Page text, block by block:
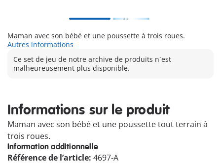
Maman avec son bébé et une poussette à trois roues.
Autres informations
Ce set de jeu de notre archive de produits n´est
malheureusement plus disponible.
Informations sur le produit
Maman avec son bébé et une poussette tout terrain à
trois roues.
Information additionnelle
Référence de l’article: 4697-A